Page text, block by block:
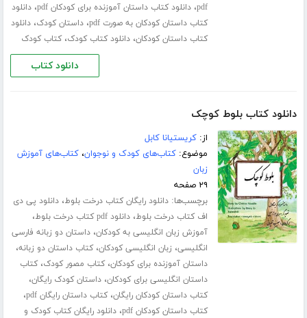
pdf،دانلود کتاب داستان آموزنده برای کودکان pdf ،دانلود
کتاب داستان کودکان به صورت pdf
،داستان کودک،دانلود
کتاب داستان کودکان،دانلود کتاب کودک،کتاب کودک
دانلود کتاب
دانلود کتاب بلوط کوچک
از:کریستیانا کابل
موضوع:کتاب‌های کودک و نوجوان،کتاب‌های آموزش
زبان
۲۹ صفحه
برچسب‌ها:دانلود رایگان کتاب درخت بلوط،دانلود پی دی
اف کتاب درخت بلوط،دانلود pdf کتاب درخت بلوط ،
آموزش زبان انگلیسی به کودکان،داستان دو زبانه فارسی
انگلیسی، زبان انگلیسی کودکان،کتاب داستان دو زبانه،
داستان آموزنده برای کودکان،کتاب مصور کودک،کتاب
داستان انگلیسی برای کودکان،داستان کودک رایگان،
کتاب داستان کودکان رایگان،کتاب داستان رایگان pdf ،
کتاب داستان کودکان pdf ،دانلود رایگان کتاب کودک و